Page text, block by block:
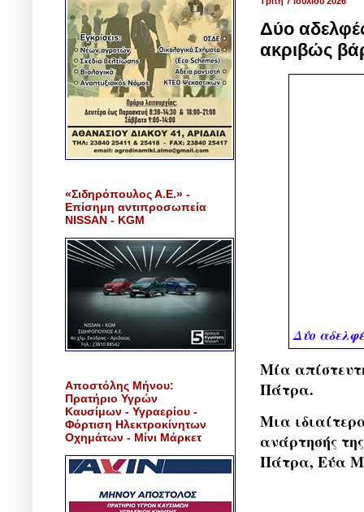
Δύο
ακριβώς
Δύο
Μία
Πάτρα.
Μια
ανάρτησής
Πάτρα, Εύα
«Σιδηρόπουλος Α.Ε.» -
Επίσημη αντιπροσωπεία
NISSAN - KGM
Αποστόλης Μήνου:
Πρατήριο Υγρών
Καυσίμων - Υγραερίου -
Φόρτιση Ηλεκτροκίνητων
Οχημάτων - Μίνι Μάρκετ